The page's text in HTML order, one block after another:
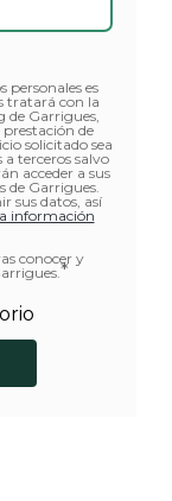
personales es
de Garrigues,
de
solicitado sea
terceros salvo
acceder a sus
de Garrigues.
sus datos, así
información
conocer y
*